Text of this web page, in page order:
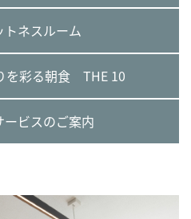
トネスルーム
を彩る朝食 THE 10
ービスのご案内